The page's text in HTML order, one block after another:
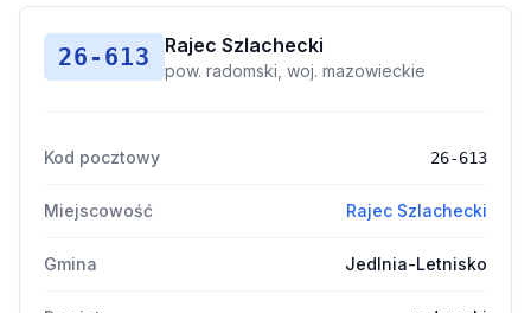
26-613 Rajec Szlachecki
pow. radomski, woj. mazowieckie
Kod pocztowy 26-613
Miejscowość Rajec Szlachecki
Gmina Jedlnia-Letnisko